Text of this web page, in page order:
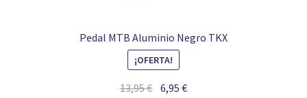
Pedal MTB Aluminio Negro TKX
¡OFERTA!
13,95€ El6,95€El